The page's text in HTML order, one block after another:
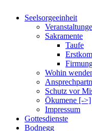
Seelsorgeeinheit
Sakramente
Taufe
Wohin
Schutz vor
Ökumene [->]
Impressum
Gottesdienste
Bodnegg